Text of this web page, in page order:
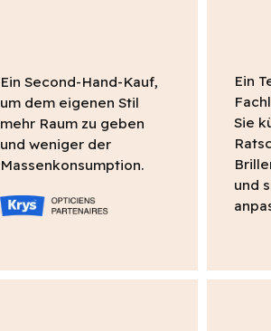
Ein Second-Hand-Kauf,
um dem eigenen Stil
mehr Raum zu geben
und weniger der
Massenkonsumption.
Ein
Sie
und